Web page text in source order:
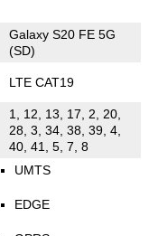
Galaxy S20 FE 5G
(SD)
LTE CAT19
1, 12, 13, 17, 2, 20,
28, 3, 34, 38, 39, 4,
40, 41, 5, 7, 8
UMTS
EDGE